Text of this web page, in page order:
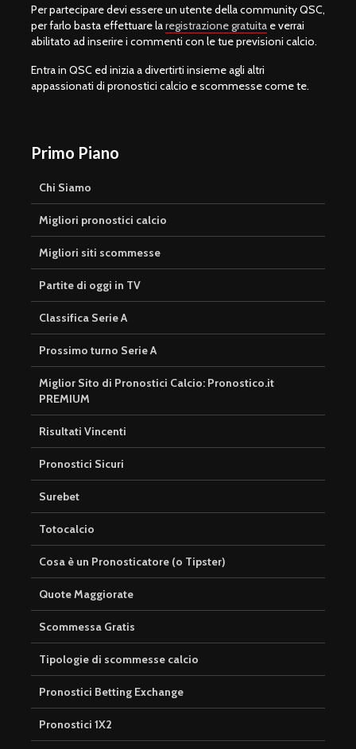
Per partecipare devi essere un utente della community QSC,
per farlo basta effettuare laregistrazione gratuita e verrai
abilitato ad inserire i commenti con le tue previsioni calcio.
Entra in QSC ed inizia a divertirti insieme agli altri
appassionati di pronostici calcio e scommesse come te.
Primo Piano
Chi Siamo
Migliori pronostici calcio
Migliori siti scommesse
Partite di oggi in TV
Classifica Serie A
Prossimo turno Serie A
Miglior Sito di Pronostici Calcio: Pronostico.it
PREMIUM
Risultati Vincenti
Pronostici Sicuri
Surebet
Totocalcio
Cosa è un Pronosticatore (o Tipster)
Quote Maggiorate
Scommessa Gratis
Tipologie di scommesse calcio
Pronostici Betting Exchange
Pronostici 1X2